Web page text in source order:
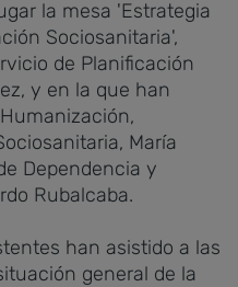
la mesa 'Estrategia
Sociosanitaria',
de Planificación
y en la que han
María
Dependencia y
Rubalcaba.
han asistido a las
general de la